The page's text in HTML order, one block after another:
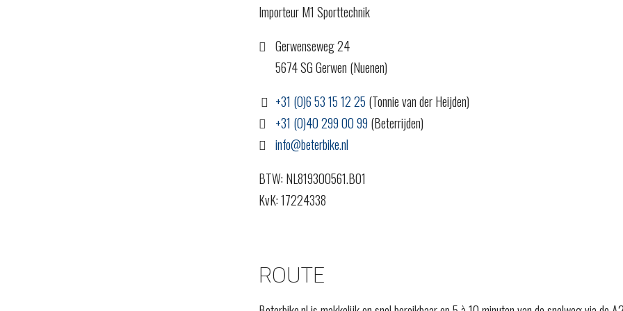
Importeur M1 Sporttechnik
Gerwenseweg 24
5674 SG Gerwen (Nuenen)
+31 (0)6 53 15 12 25 (Tonnie van der Heijden)
+31 (0)40 299 00 99 (Beterrijden)
info@beterbike.nl
BTW: NL819300561.B01
KvK: 17224338
ROUTE